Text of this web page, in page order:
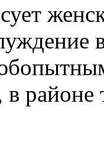
в районе